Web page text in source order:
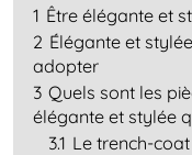
1 Être élégante et
2 Élégante et
adopter
3 Quels sont les
élégante et stylée
3.1 Le trench-coat